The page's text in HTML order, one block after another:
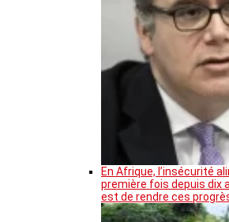
En Afrique, l’insécurité
première fois depuis dix
est de rendre ces